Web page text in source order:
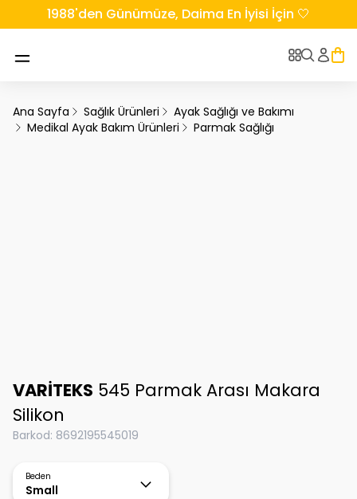
1988'den Günümüze, Daima En İyisi İçin 🤍
Ana Sayfa Sağlık Ürünleri
Ayak Sağlığı ve Bakımı
Medikal Ayak Bakım Ürünleri
Parmak Sağlığı
VARİTEKS 545 Parmak Arası Makara
Silikon
Barkod: 8692195545019
Beden
Small